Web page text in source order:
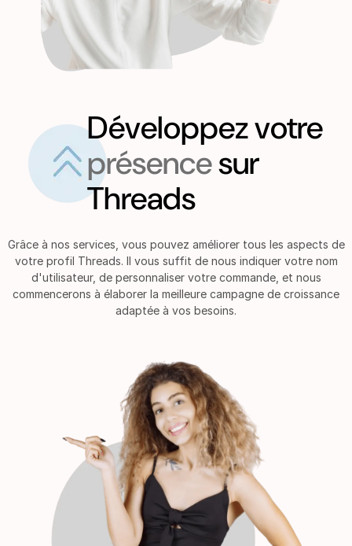
Développez votre
présencesur
Threads
Grâce à nos services, vous pouvez améliorer tous les aspects de
votre profil Threads. Il vous suffit de nous indiquer votre nom
d'utilisateur, de personnaliser votre commande, et nous
commencerons à élaborer la meilleure campagne de croissance
adaptée à vos besoins.